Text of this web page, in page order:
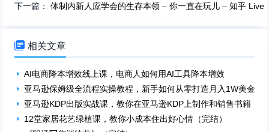
下一篇：体制内新人应学会的生存本领 – 你一直在玩儿 – 知乎 Live
 相关文章
AI电商降本增效线上课，电商人如何用AI工具降本增效
亚马逊保姆级全流程实操教程，新手如何从零打造月入1W美金电
亚马逊KDP出版实战课，教你在亚马逊KDP上制作和销售书籍
12堂家居花艺绿植课，教你小成本住出好心情（完结）